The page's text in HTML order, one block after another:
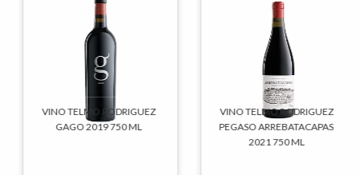
VINO TELMO RODRIGUEZ
GAGO 2019 750 ML
VINO TELMO RODRIGUEZ
PEGASO ARREBATACAPAS
2021 750 ML